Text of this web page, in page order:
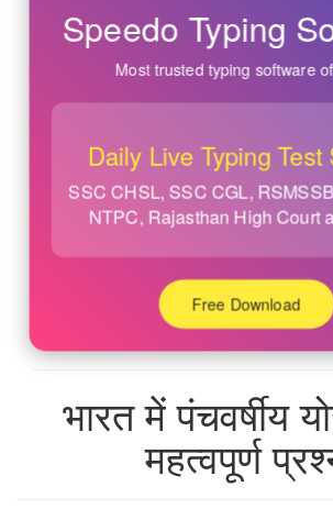
Speedo Typing
Most trusted typing software
Daily Live Typing Test
SSC CHSL, SSC CGL,
NTPC, Rajasthan High Court
Free Download
भारत में पंचवर्षीय
महत्वपूर्ण